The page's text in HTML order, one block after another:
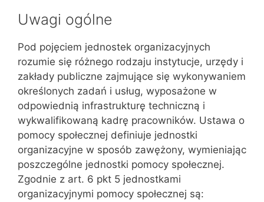
Uwagi ogólne
Pod pojęciem jednostek organizacyjnych
rozumie się różnego rodzaju instytucje, urzędy i
zakłady publiczne zajmujące się wykonywaniem
określonych zadań i usług, wyposażone w
odpowiednią infrastrukturę techniczną i
wykwalifikowaną kadrę pracowników. Ustawa o
pomocy społecznej definiuje jednostki
organizacyjne w sposób zawężony, wymieniając
poszczególne jednostki pomocy społecznej.
Zgodnie z art. 6 pkt 5 jednostkami
organizacyjnymi pomocy społecznej są: